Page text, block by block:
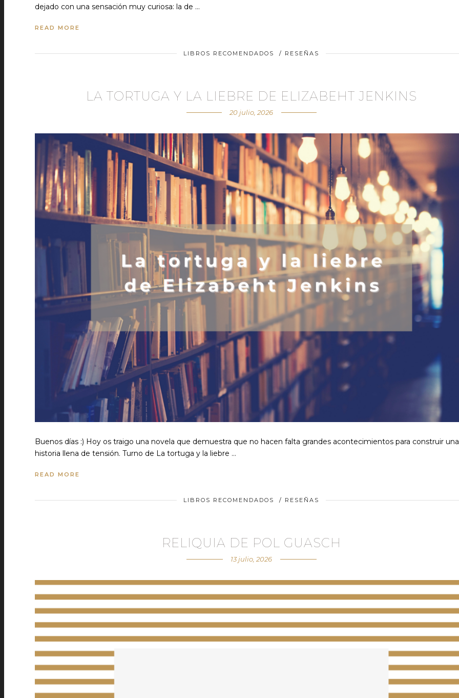
dejado con una sensación muy curiosa: la de …
READ MORE
LIBROS RECOMENDADOS / RESEÑAS
LA TORTUGA Y LA LIEBRE DE ELIZABEHT JENKINS
20 julio, 2026
Buenos días :) Hoy os traigo una novela que demuestra que no hacen falta grandes acontecimientos para construir una
historia llena de tensión. Turno de La tortuga y la liebre …
READ MORE
LIBROS RECOMENDADOS / RESEÑAS
RELIQUIA DE POL GUASCH
13 julio, 2026